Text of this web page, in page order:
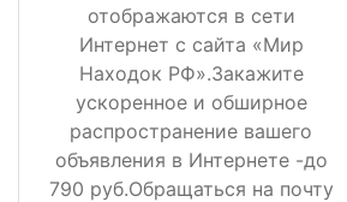
отображаются в сети
Интернет с сайта «Мир
Находок РФ».Закажите
ускоренное и обширное
распространение вашего
объявления в Интернете -до
790 руб.Обращаться на почту